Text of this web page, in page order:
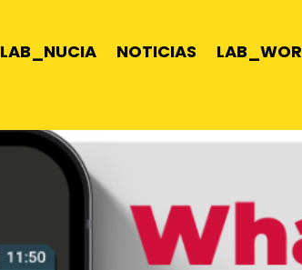
LAB_NUCIA NOTICIAS